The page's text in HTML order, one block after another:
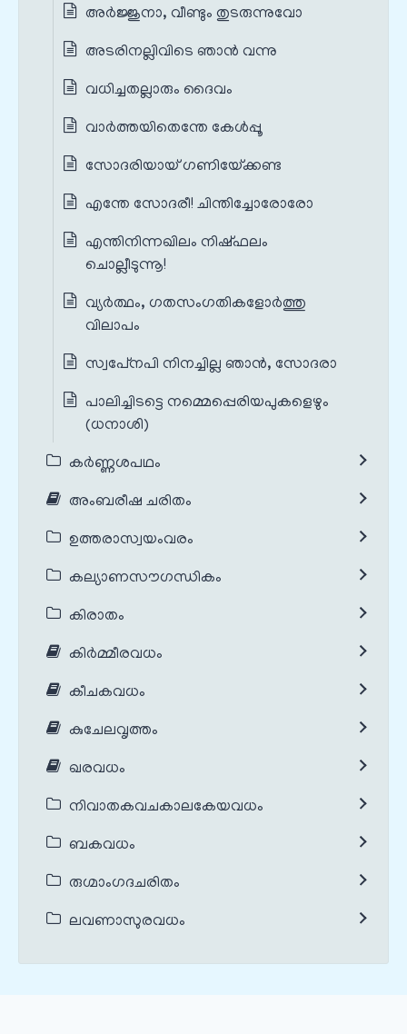
അര്‍ജ്ജുനാ, വീണ്ടും തുടരുന്നുവോ
അടരിനല്ലിവിടെ ഞാന്‍ വന്നു
വധിച്ചതല്ലാരും ദൈവം
വാര്‍ത്തയിതെന്തേ കേള്‍പ്പൂ
സോദരിയായ് ഗണിയേ്ക്കണ്ട
എന്തേ സോദരീ! ചിന്തിച്ചോരോരോ
എന്തിനിന്നഖിലം നിഷ്ഫലം
ചൊല്ലീടുന്നൂ!
വ്യര്‍ത്ഥം, ഗതസംഗതികളോര്‍ത്തു
വിലാപം
സ്വപേ്‌നപി നിനച്ചില്ല ഞാന്‍, സോദരാ
പാലിച്ചിടട്ടെ നമ്മെപ്പെരിയപുകളെഴും
(ധനാശി)
കർണ്ണശപഥം
അംബരീഷ ചരിതം
ഉത്തരാസ്വയംവരം
കല്യാണസൗഗന്ധികം
കിരാതം
കിർമ്മീരവധം
കീചകവധം
കുചേലവൃത്തം
ഖരവധം
നിവാതകവചകാലകേയവധം
ബകവധം
രുഗ്മാംഗദചരിതം
ലവണാസുരവധം